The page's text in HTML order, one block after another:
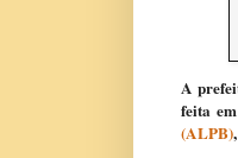
A
feita
(ALPB)